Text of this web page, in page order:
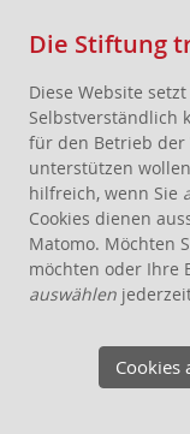
AKTUELLES
STIFTUNG
THEMEN
WISSEN
Die Stiftung
Diese Website
Selbstverständlich
für den Betrieb der
unterstützen
hilfreich, wenn Sie
Cookies dienen
Matomo. Möchten
möchten oder Ihre
auswählen
Cookies